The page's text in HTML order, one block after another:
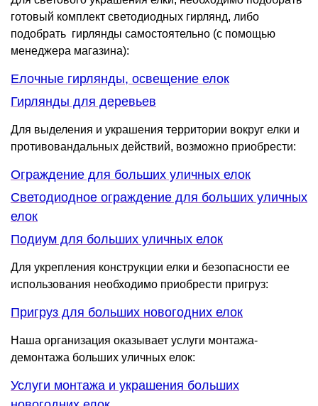
готовый комплект светодиодных гирлянд, либо
подобрать гирлянды самостоятельно (с помощью
менеджера магазина):
Елочные гирлянды, освещение елок
Гирлянды для деревьев
Для выделения и украшения территории вокруг елки и
противовандальных действий, возможно приобрести:
Ограждение для больших уличных елок
Светодиодное ограждение для больших уличных
елок
Подиум для больших уличных елок
Для укрепления конструкции елки и безопасности ее
использования необходимо приобрести пригруз:
Пригруз для больших новогодних елок
Наша организация оказывает услуги монтажа-
демонтажа больших уличных елок:
Услуги монтажа и украшения больших